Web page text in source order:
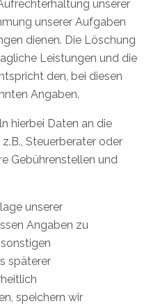
unserer
unserer Aufgaben
dienen. Die Löschung
Leistungen und die
den, bei diesen
Angaben.
hierbei Daten an die
Steuerberater oder
Gebührenstellen und
unserer
Angaben zu
späterer
speichern wir